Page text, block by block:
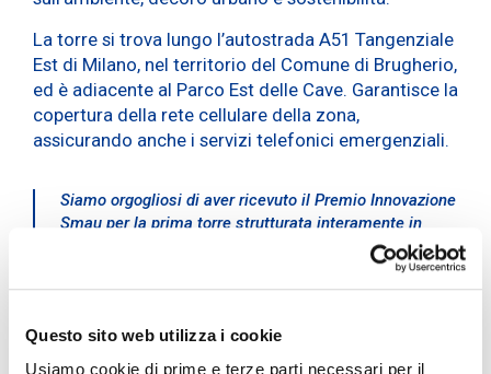
Questo sito web utilizza i cookie
Usiamo cookie di prime e terze parti necessari per il
La torre si trova lungo l’autostrada A51 Tangenziale
Est di Milano, nel territorio del Comune di Brugherio,
ed è adiacente al Parco Est delle Cave. Garantisce la
copertura della rete cellulare della zona,
assicurando anche i servizi telefonici emergenziali.
Siamo orgogliosi di aver ricevuto il Premio Innovazione
Smau per la prima torre strutturata interamente in
legno lamellare. L’abbiamo realizzata sostituendo un
vecchio traliccio in acciaio con una struttura in legno,
materiale rinnovabile e sostenibile, in una logica di
Michelangelo Suigo, External